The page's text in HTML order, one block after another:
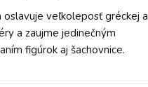
oslavuje veľkoleposť gréckej a
a zaujme jedinečným
figúrok aj šachovnice.